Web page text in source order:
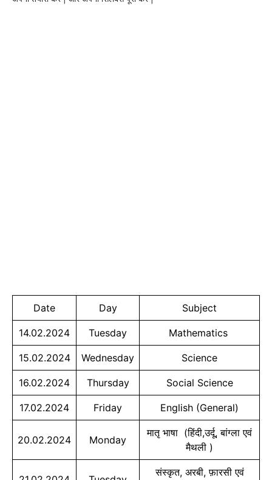
Date Day Subject
14.02.2024 Tuesday Mathematics
15.02.2024 Wednesday Science
16.02.2024 Thursday Social Science
17.02.2024 Friday English (General)
20.02.2024 Monday
मातृ भाषा (हिंदी,उर्दू, बांग्ला एवं
मैथली )
संस्कृत, अरबी, फ़ारसी एवं